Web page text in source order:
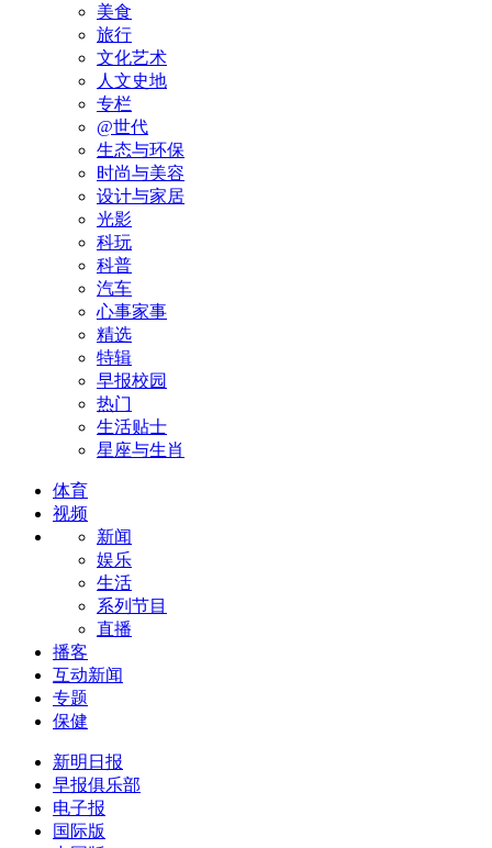
美食
旅行
文化艺术
人文史地
专栏
@世代
生态与环保
时尚与美容
设计与家居
光影
科玩
科普
汽车
心事家事
精选
特辑
早报校园
热门
生活贴士
星座与生肖
体育
视频
新闻
娱乐
生活
系列节目
直播
播客
互动新闻
专题
保健
新明日报
早报俱乐部
电子报
国际版